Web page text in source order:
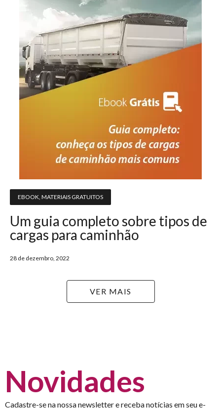
EBOOK, MATERIAIS GRATUITOS
Um guia completo sobre tipos de
cargas para caminhão
28 de dezembro, 2022
VER MAIS
Novidades
Cadastre-se na nossa newsletter e receba notícias em seu e-